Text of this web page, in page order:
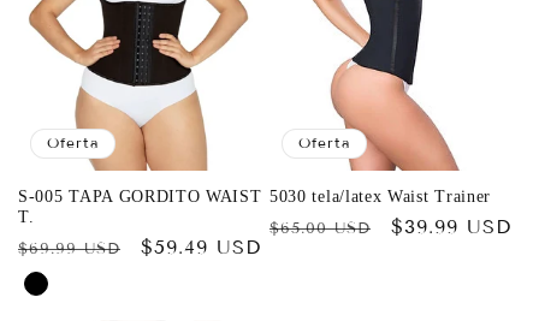
Oferta
S-005 TAPA GORDITO WAIST
T.
Precio
habitual
$69.99 USD
Precio
$59.49 USD
Oferta
5030 tela/latex Waist Trainer
Precio
$65.00 USD
Precio
$39.99 USD